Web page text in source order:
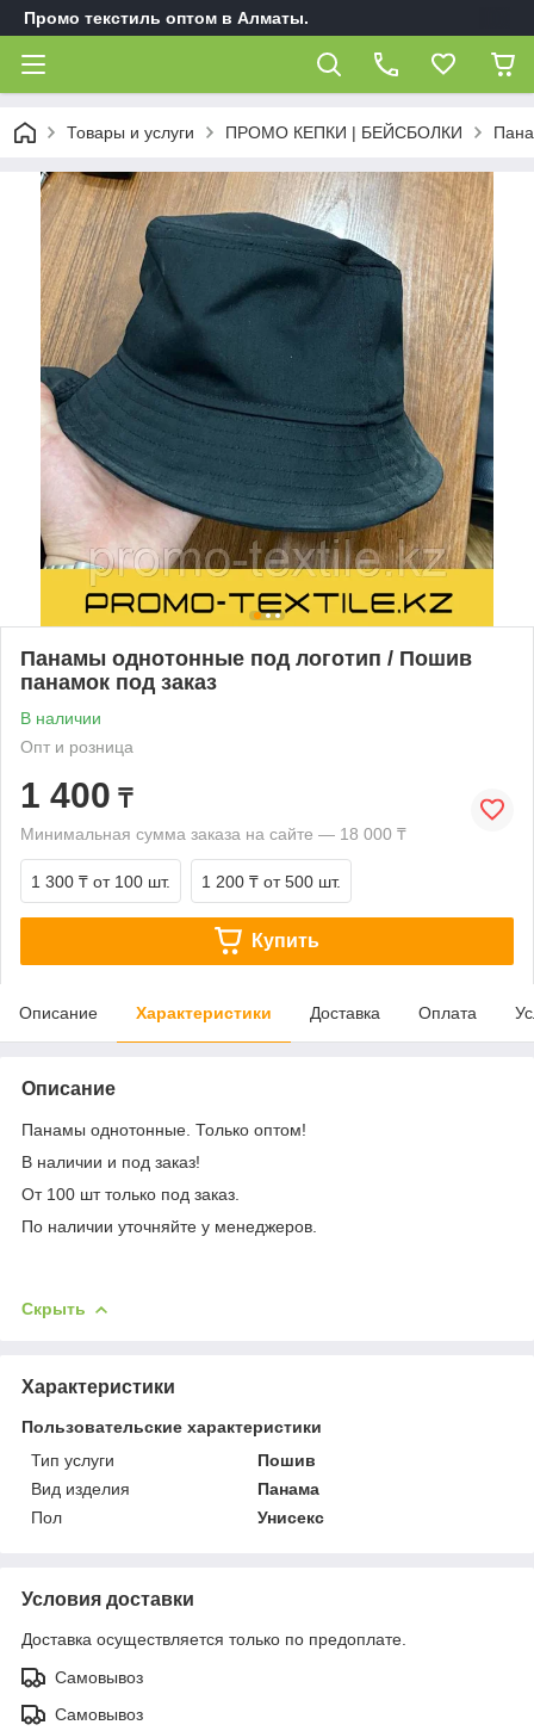
Промо текстиль оптом в Алматы.
Товары и услуги ПРОМО КЕПКИ | БЕЙСБОЛКИ
Панамы однотонные под логотип / Пошив
панамок под заказ
В наличии
Опт и розница
1 400 ₸
Минимальная сумма заказа на сайте — 18 000 ₸
1 300 ₸ от 100 шт. 1 200 ₸ от 500 шт.
Купить
Описание Характеристики Доставка Оплата
Описание
Панамы однотонные. Только оптом!
В наличии и под заказ!
От 100 шт только под заказ.
По наличии уточняйте у менеджеров.
Скрыть
Характеристики
Пользовательские характеристики
Тип услуги
Пошив
Вид изделия
Панама
Пол
Унисекс
Условия доставки
Доставка осуществляется только по предоплате.
Самовывоз
Самовывоз